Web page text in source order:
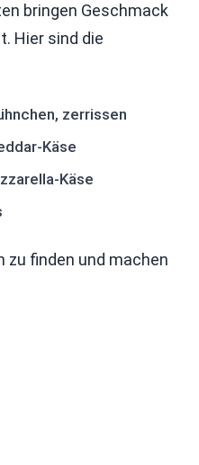
bringen Geschmack
Hier sind die
zerrissen
Käse
Käse
zu finden und machen